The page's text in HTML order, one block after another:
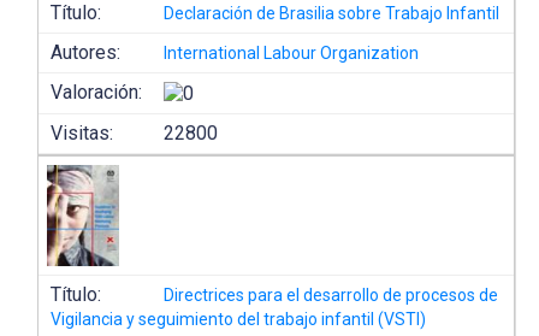
Título: Declaración de Brasilia sobre Trabajo Infantil
Autores: International Labour Organization
Valoración:
Visitas:
22800
Título:
Directrices para el desarrollo de procesos de
Vigilancia y seguimiento del trabajo infantil (VSTI)